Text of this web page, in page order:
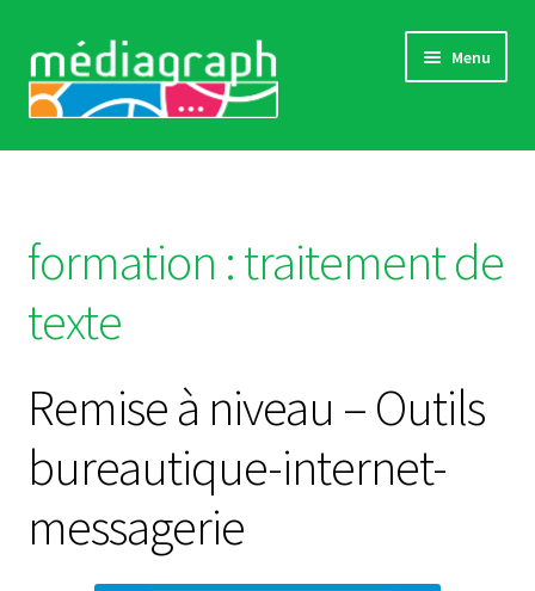
à
la
au
contenu
Menu
Catalogue complet
Actualités
« Références »
Sensibilisations
Contact
formation :traitement de
texte
Remise à niveau – Outils
bureautique-internet-
messagerie